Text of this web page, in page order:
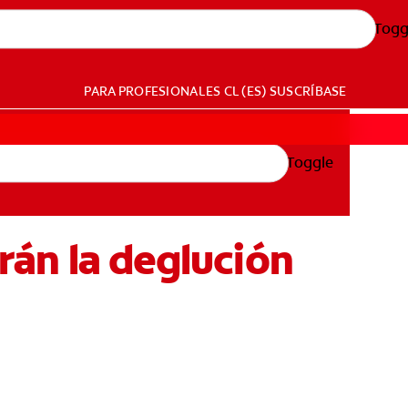
PARA PROFESIONALES CL (ES) SUSCRÍBASE
Toggle
la deglución